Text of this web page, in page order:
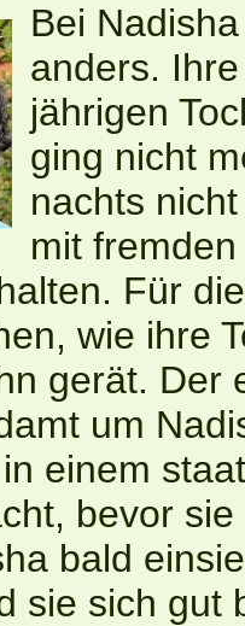
Bei
anders.
jährigen
ging nicht
nachts
mit
Für
wie ihre
gerät. Der
um
einem
bevor
bald
sie sich gut